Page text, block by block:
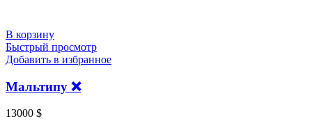
В корзину
Быстрый просмотр
Добавить в избранное
Мальтипу ❌
13000 $